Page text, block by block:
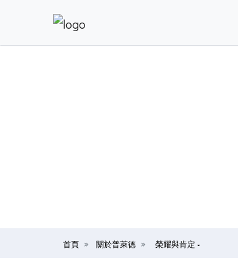
首頁 關於普萊德 榮耀與肯定